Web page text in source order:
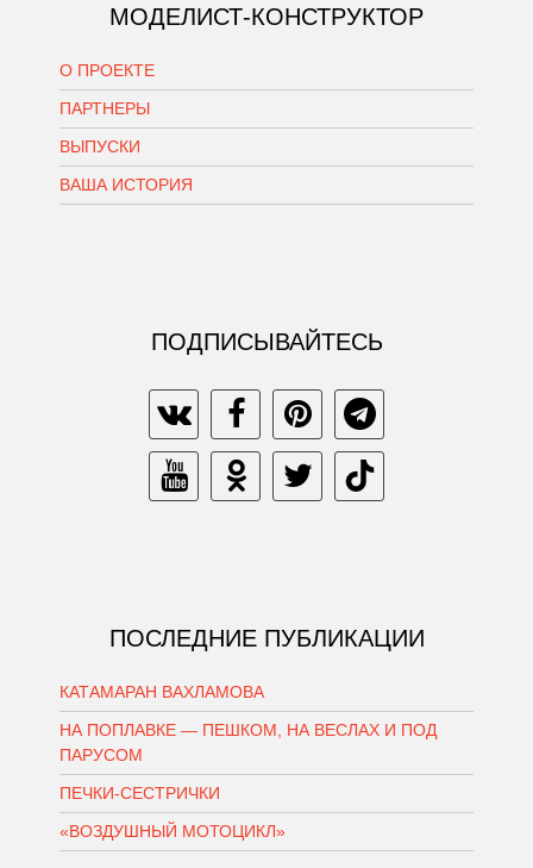
МОДЕЛИСТ-КОНСТРУКТОР
О ПРОЕКТЕ
ПАРТНЕРЫ
ВЫПУСКИ
ВАША ИСТОРИЯ
ПОДПИСЫВАЙТЕСЬ
ПОСЛЕДНИЕ ПУБЛИКАЦИИ
КАТАМАРАН ВАХЛАМОВА
НА ПОПЛАВКЕ — ПЕШКОМ, НА ВЕСЛАХ И ПОД
ПАРУСОМ
ПЕЧКИ-СЕСТРИЧКИ
«ВОЗДУШНЫЙ МОТОЦИКЛ»